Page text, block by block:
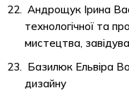
Андрощук Ірина
технологічної та
мистецтва,
Базилюк Ельвіра
дизайну